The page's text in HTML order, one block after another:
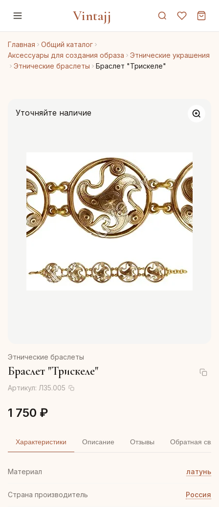
Vintajj
Главная
Общий каталог
Аксессуары для создания образа
Этнические украшения
Этнические браслеты
Браслет "Трискеле"
Уточняйте наличие
Этнические браслеты
Браслет "Трискеле"
Артикул: Л35.005
1 750 ₽
Характеристики Описание Отзывы Обратная
Материал латунь
Страна производитель Россия